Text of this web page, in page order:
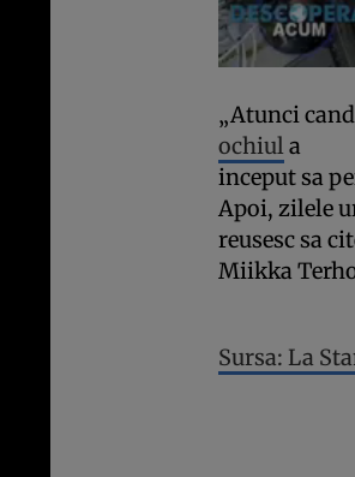
„Atunci
ochiul a
inceput sa
Apoi, zilele
reusesc sa
Miikka
Sursa: La